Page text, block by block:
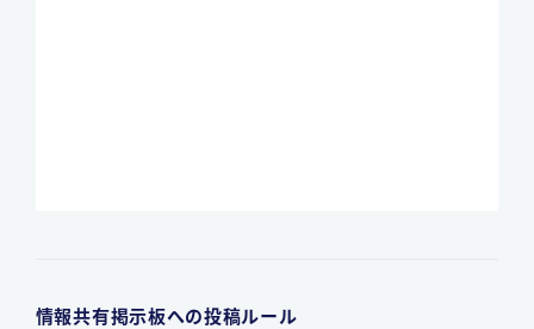
情報共有掲示板への投稿ルール